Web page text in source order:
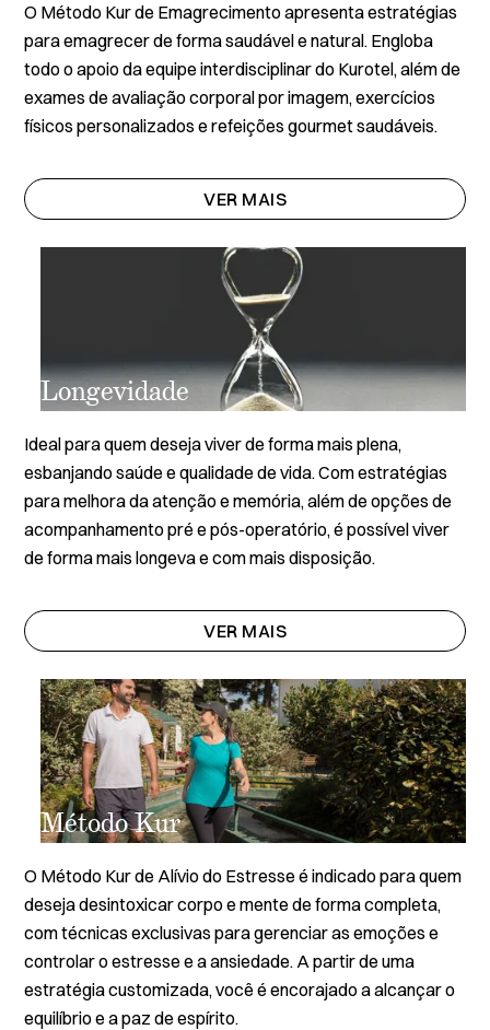
O Método Kur de Emagrecimento apresenta estratégias
para emagrecer de forma saudável e natural. Engloba
todo o apoio da equipe interdisciplinar do Kurotel, além de
exames de avaliação corporal por imagem, exercícios
físicos personalizados e refeições gourmet saudáveis.
VER MAIS
Longevidade
Ideal para quem deseja viver de forma mais plena,
esbanjando saúde e qualidade de vida. Com estratégias
para melhora da atenção e memória, além de opções de
acompanhamento pré e pós-operatório, é possível viver
de forma mais longeva e com mais disposição.
VER MAIS
Método Kur
O Método Kur de Alívio do Estresse é indicado para quem
deseja desintoxicar corpo e mente de forma completa,
com técnicas exclusivas para gerenciar as emoções e
controlar o estresse e a ansiedade. A partir de uma
estratégia customizada, você é encorajado a alcançar o
equilíbrio e a paz de espírito.